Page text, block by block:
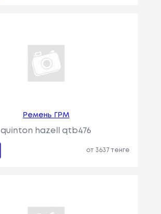
Ремень ГРМ
quinton hazell qtb476
от 3637 тенге